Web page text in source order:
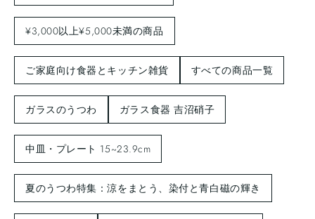
¥3,000以上¥5,000未満の商品
ご家庭向け食器とキッチン雑貨 すべての商品一覧
ガラスのうつわ ガラス食器 吉沼硝子
中皿・プレート 15~23.9cm
夏のうつわ特集：涼をまとう、染付と青白磁の輝き